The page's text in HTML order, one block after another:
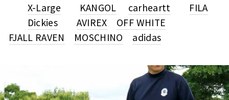
X-Large
KANGOL carheartt
FILA
Dickies
AVIREX
OFF WHITE
FJALL RAVEN
MOSCHINO adidas